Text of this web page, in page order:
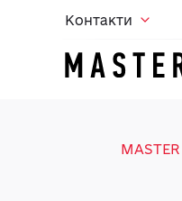
Контакти
MASTER